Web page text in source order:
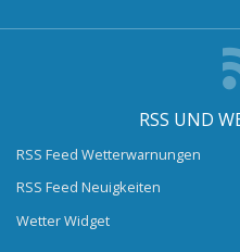
RSS UND
RSS Feed Wetterwarnungen
RSS Feed Neuigkeiten
Wetter Widget